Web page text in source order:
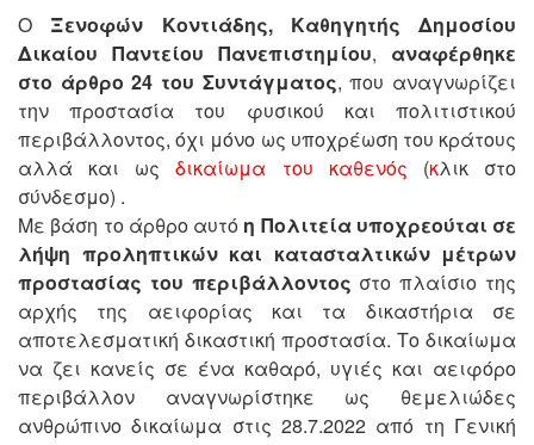
Ο Ξενοφών Κοντιάδης, Καθηγητής Δημοσίου
Δικαίου Παντείου Πανεπιστημίου, αναφέρθηκε
στο άρθρο 24 του Συντάγματος, που αναγνωρίζει
την προστασία του φυσικού και πολιτιστικού
περιβάλλοντος, όχι μόνο ως υποχρέωση του κράτους
αλλά και ωςδικαίωμα του καθενός (κλικ στο
σύνδεσμο) .
Με βάση το άρθρο αυτό η Πολιτεία υποχρεούται σε
λήψη προληπτικών και κατασταλτικών μέτρων
προστασίας του περιβάλλοντος στο πλαίσιο της
αρχής της αειφορίας και τα δικαστήρια σε
αποτελεσματική δικαστική προστασία. Το δικαίωμα
να ζει κανείς σε ένα καθαρό, υγιές και αειφόρο
περιβάλλον αναγνωρίστηκε ως θεμελιώδες
ανθρώπινο δικαίωμα στις 28.7.2022 από τη Γενική